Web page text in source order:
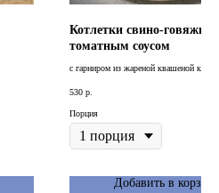
Котлетки свино-говяжьи
томатным соусом
с гарниром из жареной квашеной
530 р.
Порция
Добавить в